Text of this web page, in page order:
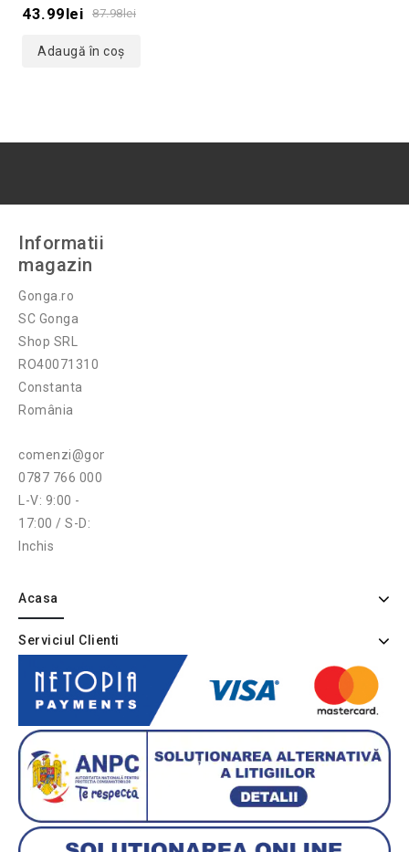
of 87.98lei
43.99lei
Adaugă în coș
Informatii
magazin
Gonga.ro
SC Gonga
Shop SRL
RO40071310
Constanta
România
comenzi@gonga.ro
0787 766 000
L-V: 9:00 -
17:00 / S-D:
Inchis
Acasa
Serviciul Clienti